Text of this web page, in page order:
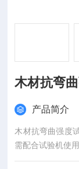
木材抗弯
产品简介
木材抗弯曲强度
需配合试验机使用
参照标准︰GBT